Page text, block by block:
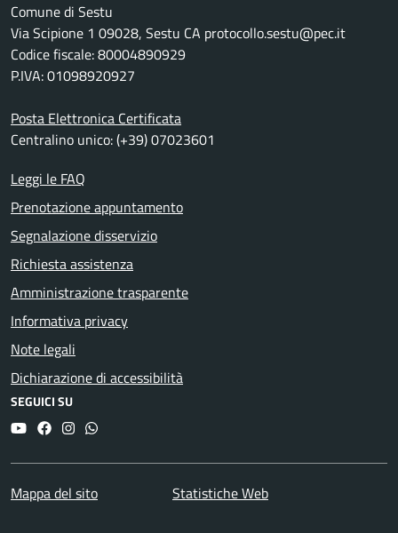
Comune di Sestu
Via Scipione 1 09028, Sestu CA protocollo.sestu@pec.it
Codice fiscale: 80004890929
P.IVA: 01098920927
Posta Elettronica Certificata
Centralino unico: (+39) 07023601
Leggi le FAQ
Prenotazione appuntamento
Segnalazione disservizio
Richiesta assistenza
Amministrazione trasparente
Informativa privacy
Note legali
Dichiarazione di accessibilità
SEGUICI SU
YouTubeFacebookInstagram
Whatsapp
Mappa del sito Statistiche Web